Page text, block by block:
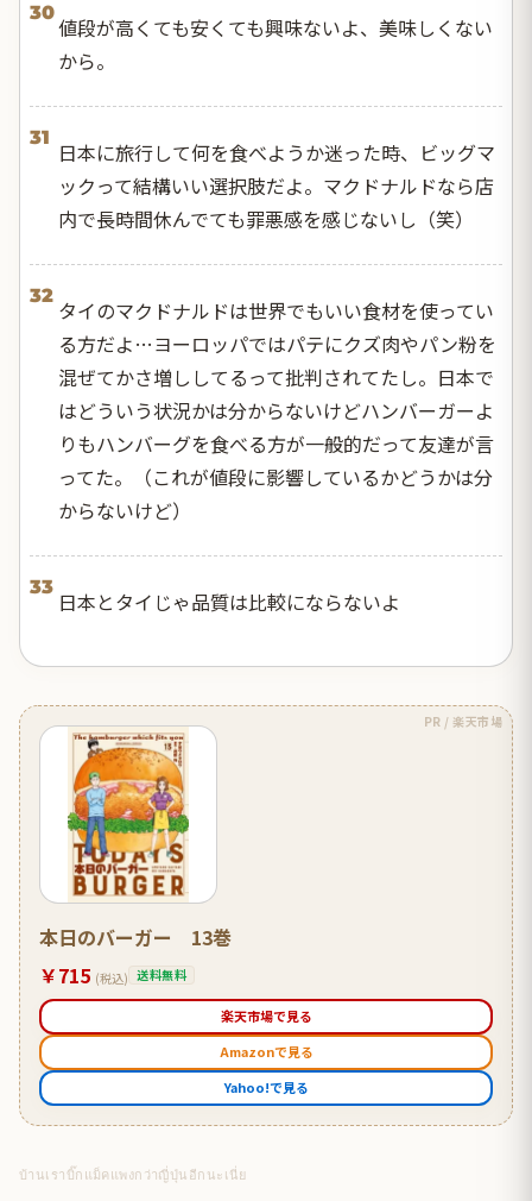
30
値段が高くても安くても興味ないよ、美味しくない
から。
31
日本に旅行して何を食べようか迷った時、ビッグマ
ックって結構いい選択肢だよ。マクドナルドなら店
内で長時間休んでても罪悪感を感じないし（笑）
32
タイのマクドナルドは世界でもいい食材を使ってい
る方だよ…ヨーロッパではパテにクズ肉やパン粉を
混ぜてかさ増ししてるって批判されてたし。日本で
はどういう状況かは分からないけどハンバーガーよ
りもハンバーグを食べる方が一般的だって友達が言
ってた。（これが値段に影響しているかどうかは分
からないけど）
33
日本とタイじゃ品質は比較にならないよ
PR / 楽天市場
本日のバーガー 13巻
￥715 (税込) 送料無料
楽天市場で見る
Amazonで見る
Yahoo!で見る
บ้านเราบิ๊กแม็คแพงกว่าญี่ปุ่นอีกนะเนี่ย